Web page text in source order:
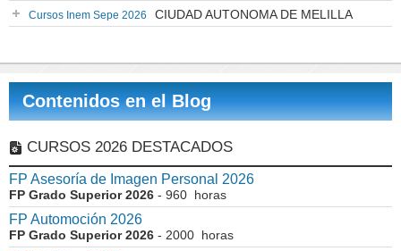
Cursos Inem Sepe 2026 CIUDAD AUTONOMA DE MELILLA
Contenidos en el Blog
CURSOS 2026 DESTACADOS
FP Asesoría de Imagen Personal 2026
FP Grado Superior 2026 - 960 horas
FP Automoción 2026
FP Grado Superior 2026 - 2000 horas